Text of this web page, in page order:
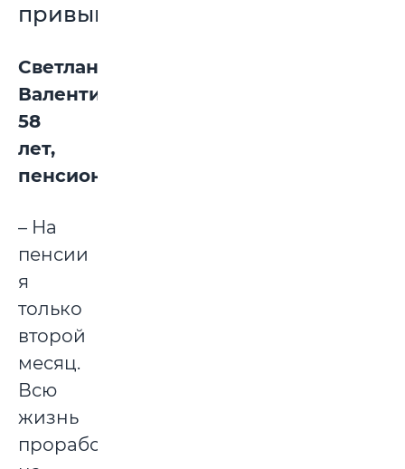
привыкнуть»
Светлана
Валентиновна,
58
лет,
пенсионерка:
– На
пенсии
я
только
второй
месяц.
Всю
жизнь
проработала